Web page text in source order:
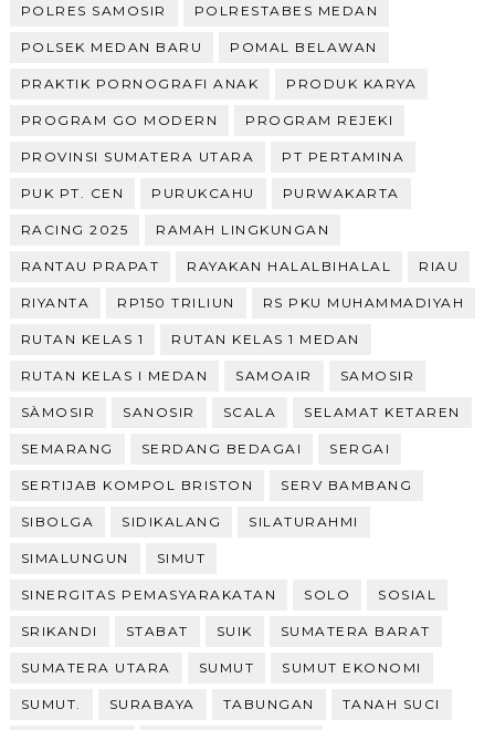
POLRES SAMOSIR POLRESTABES MEDAN
POLSEK MEDAN BARU POMAL BELAWAN
PRAKTIK PORNOGRAFI ANAK PRODUK KARYA
PROGRAM GO MODERN PROGRAM REJEKI
PROVINSI SUMATERA UTARA PT PERTAMINA
PUK PT. CEN PURUKCAHU PURWAKARTA
RACING 2025 RAMAH LINGKUNGAN
RANTAU PRAPAT RAYAKAN HALALBIHALAL RIAU
RIYANTA RP150 TRILIUN RS PKU MUHAMMADIYAH
RUTAN KELAS 1 RUTAN KELAS 1 MEDAN
RUTAN KELAS I MEDAN SAMOAIR SAMOSIR
SÀMOSIR SANOSIR SCALA SELAMAT KETAREN
SEMARANG SERDANG BEDAGAI SERGAI
SERTIJAB KOMPOL BRISTON SERV BAMBANG
SIBOLGA SIDIKALANG SILATURAHMI
SIMALUNGUN SIMUT
SINERGITAS PEMASYARAKATAN SOLO SOSIAL
SRIKANDI STABAT SUIK SUMATERA BARAT
SUMATERA UTARA SUMUT SUMUT EKONOMI
SUMUT. SURABAYA TABUNGAN TANAH SUCI